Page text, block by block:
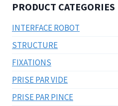
PRODUCT CATEGORIES
INTERFACE ROBOT
STRUCTURE
FIXATIONS
PRISE PAR VIDE
PRISE PAR PINCE